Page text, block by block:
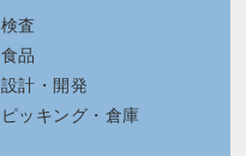
検査
食品
設計・開発
ピッキング・倉庫